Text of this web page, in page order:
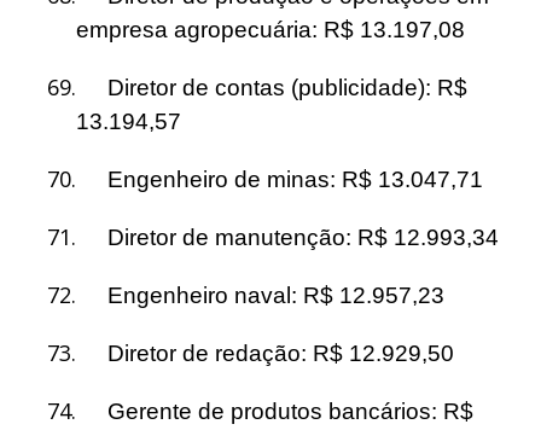
empresa agropecuária: R$ 13.197,08
69.
Diretor de contas (publicidade): R$
13.194,57
70. Engenheiro de minas: R$ 13.047,71
71. Diretor de manutenção: R$ 12.993,34
72. Engenheiro naval: R$ 12.957,23
73. Diretor de redação: R$ 12.929,50
74.
Gerente de produtos bancários: R$